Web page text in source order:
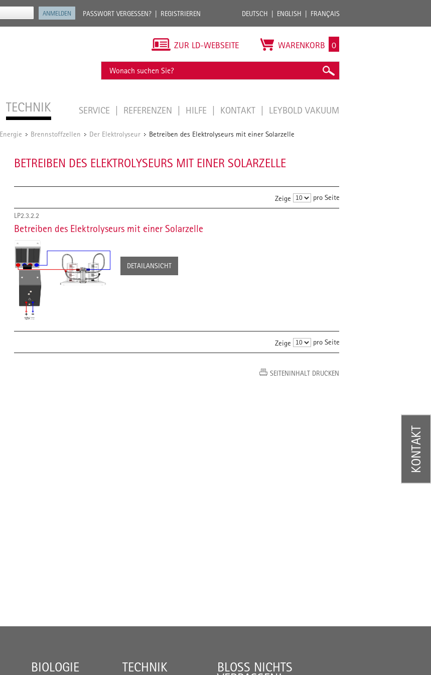
PASSWORT VERGESSEN? REGISTRIEREN DEUTSCH ENGLISH FRANÇAIS
TECHNIK
ZUR LD-WEBSEITE WARENKORB 0
SERVICE REFERENZEN HILFE KONTAKT LEYBOLD VAKUUM
Energie / Brennstoffzellen / Der Elektrolyseur / Betreiben des Elektrolyseurs mit einer Solarzelle
BETREIBEN DES ELEKTROLYSEURS MIT EINER SOLARZELLE
Zeige pro Seite
LP2.3.2.2
Betreiben des Elektrolyseurs mit einer Solarzelle
DETAILANSICHT
Zeige pro Seite
SEITENINHALT DRUCKEN
BIOLOGIE TECHNIK BLOSS NICHTS V
KONTAKT